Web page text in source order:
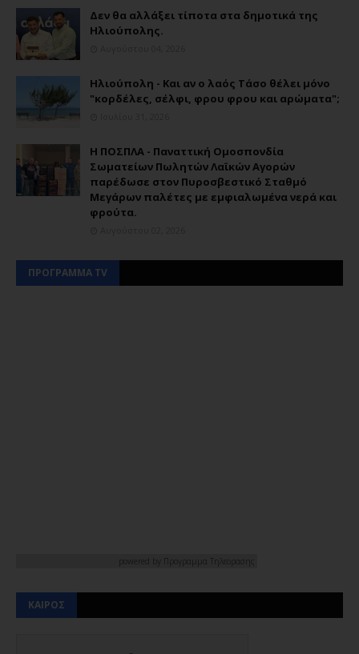
Δεν θα αλλάξει τίποτα στα δημοτικά της
Ηλιούπολης.
Ηλιούπολη - Και αν ο λαός Τάσο θέλει μόνο
"κορδέλες, σέλφι, φρου φρου και αρώματα";
Η ΠΟΣΠΛΑ - Παναττική Ομοσπονδία
Σωματείων Πωλητών Λαϊκών Αγορών
παρέδωσε στον Πυροσβεστικό Σταθμό
Μεγάρων παλέτες με εμφιαλωμένα νερά και
φρούτα.
ΠΡΟΓΡΑΜΜΑ TV
ΚΑΙΡΟΣ